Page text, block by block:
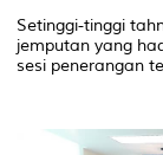
Setinggi-tinggi
jemputan yang
sesi penerangan